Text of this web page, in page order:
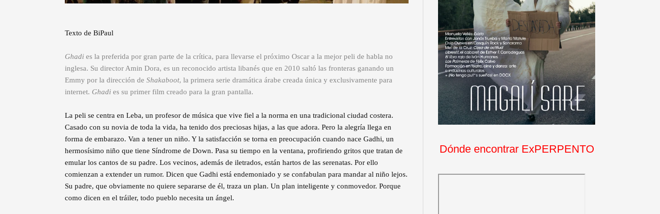
Texto de BiPaul
Ghadi es la preferida por gran parte de la crítica, para llevarse el próximo Oscar a la mejor peli de habla no
inglesa. Su director Amin Dora, es un reconocido artista libanés que en 2010 saltó las fronteras ganando un
Emmy por la dirección de Shakaboot, la primera serie dramática árabe creada única y exclusivamente para
internet. Ghadi es su primer film creado para la gran pantalla.
La peli se centra en Leba, un profesor de música que vive fiel a la norma en una tradicional ciudad costera.
Casado con su novia de toda la vida, ha tenido dos preciosas hijas, a las que adora. Pero la alegría llega en
forma de embarazo. Van a tener un niño. Y la satisfacción se torna en preocupación cuando nace Gadhi, un
hermosísimo niño que tiene Síndrome de Down. Pasa su tiempo en la ventana, profiriendo gritos que tratan de
emular los cantos de su padre. Los vecinos, además de iletrados, están hartos de las serenatas. Por ello
comienzan a extender un rumor. Dicen que Gadhi está endemoniado y se confabulan para mandar al niño lejos.
Su padre, que obviamente no quiere separarse de él, traza un plan. Un plan inteligente y conmovedor. Porque
como dicen en el tráiler, todo pueblo necesita un ángel.
Dónde encontrar ExPERPENTO